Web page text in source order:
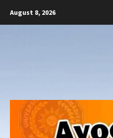
August 8, 2026